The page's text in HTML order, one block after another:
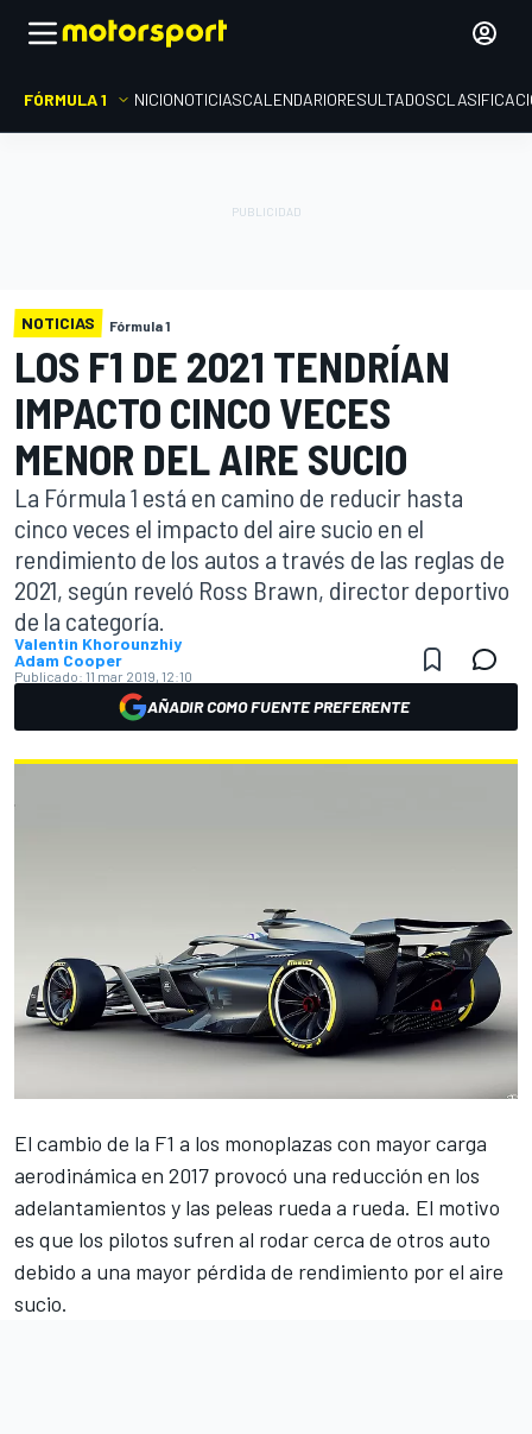
FÓRMULA 1 INICIONOTICIASCALENDARIORESULTADOS
NOTICIAS Fórmula 1
LOS F1 DE 2021 TENDRÍAN
IMPACTO CINCO VECES
MENOR DEL AIRE SUCIO
La Fórmula 1 está en camino de reducir hasta
cinco veces el impacto del aire sucio en el
rendimiento de los autos a través de las reglas de
2021, según reveló Ross Brawn, director deportivo
de la categoría.
Valentin Khorounzhiy
Adam Cooper
Publicado: 11 mar 2019, 12:10
AÑADIR COMO FUENTE PREFERENTE
El cambio de la F1 a los monoplazas con mayor carga
aerodinámica en 2017 provocó una reducción en los
adelantamientos y las peleas rueda a rueda. El motivo
es que los pilotos sufren al rodar cerca de otros auto
debido a una mayor pérdida de rendimiento por el aire
sucio.